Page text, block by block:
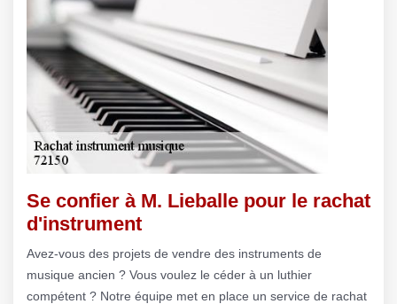
Se confier à M. Lieballe pour le rachat
d'instrument
Avez-vous des projets de vendre des instruments de
musique ancien ? Vous voulez le céder à un luthier
compétent ? Notre équipe met en place un service de rachat